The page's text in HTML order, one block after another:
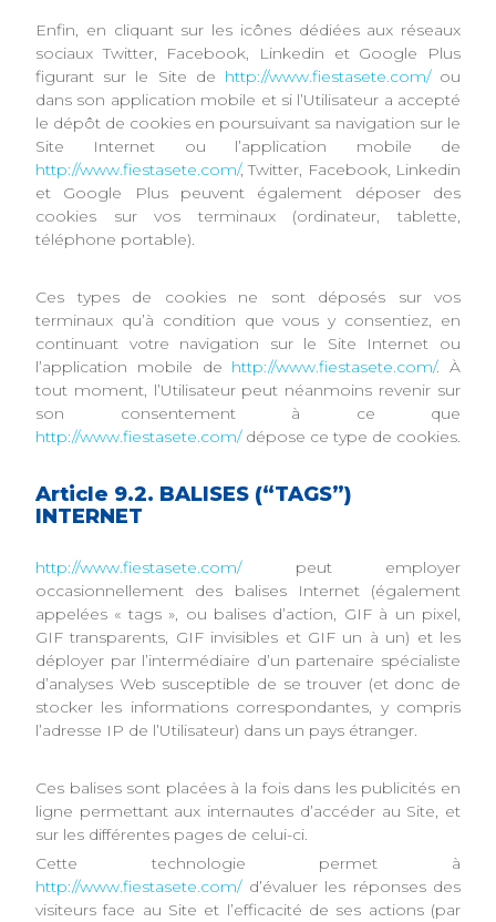
Enfin, en cliquant sur les icônes dédiées aux réseaux
sociaux Twitter, Facebook, Linkedin et Google Plus
figurant sur le Site de http://www.fiestasete.com/ou
dans son application mobile et si l’Utilisateur a accepté
le dépôt de cookies en poursuivant sa navigation sur le
Site Internet ou l’application mobile de
http://www.fiestasete.com/, Twitter, Facebook, Linkedin
et Google Plus peuvent également déposer des
cookies sur vos terminaux (ordinateur, tablette,
téléphone portable).
Ces types de cookies ne sont déposés sur vos
terminaux qu’à condition que vous y consentiez, en
continuant votre navigation sur le Site Internet ou
l’application mobile de http://www.fiestasete.com/. À
tout moment, l’Utilisateur peut néanmoins revenir sur
son consentement à ce que
http://www.fiestasete.com/dépose ce type de cookies.
Article 9.2. BALISES (“TAGS”)
INTERNET
http://www.fiestasete.com/peut employer
occasionnellement des balises Internet (également
appelées « tags », ou balises d’action, GIF à un pixel,
GIF transparents, GIF invisibles et GIF un à un) et les
déployer par l’intermédiaire d’un partenaire spécialiste
d’analyses Web susceptible de se trouver (et donc de
stocker les informations correspondantes, y compris
l’adresse IP de l’Utilisateur) dans un pays étranger.
Ces balises sont placées à la fois dans les publicités en
ligne permettant aux internautes d’accéder au Site, et
sur les différentes pages de celui-ci.
Cette technologie permet à
http://www.fiestasete.com/d’évaluer les réponses des
visiteurs face au Site et l’efficacité de ses actions (par